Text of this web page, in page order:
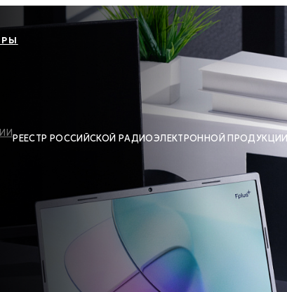
РЕЕСТР РОССИЙСКОЙ РАДИОЭЛЕКТРОННОЙ ПРОДУКЦИИ